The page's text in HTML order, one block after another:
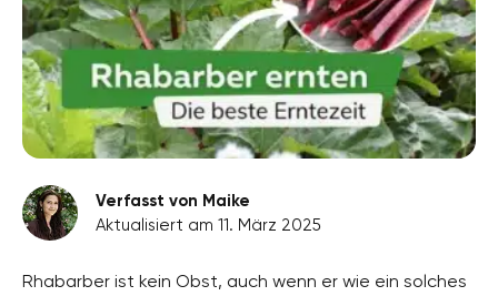
Verfasst von Maike
Aktualisiert am 11. März 2025
Rhabarber ist kein Obst, auch wenn er wie ein solches